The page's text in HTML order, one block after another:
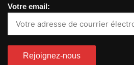
Votre email: